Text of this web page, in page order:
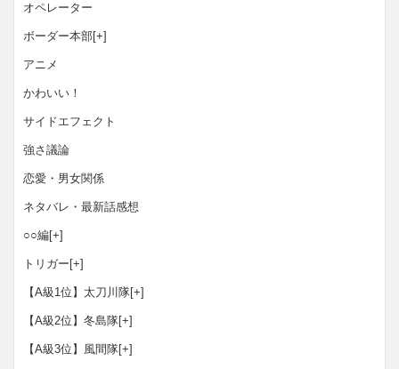
オペレーター
ボーダー本部[+]
アニメ
かわいい！
サイドエフェクト
強さ議論
恋愛・男女関係
ネタバレ・最新話感想
○○編[+]
トリガー [+]
【A級1位】太刀川隊[+]
【A級2位】冬島隊[+]
【A級3位】風間隊[+]